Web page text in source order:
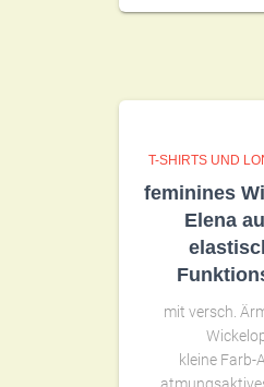
T-SHIRTS UND
feminines
Elena
mit versch.
kleine Farb-